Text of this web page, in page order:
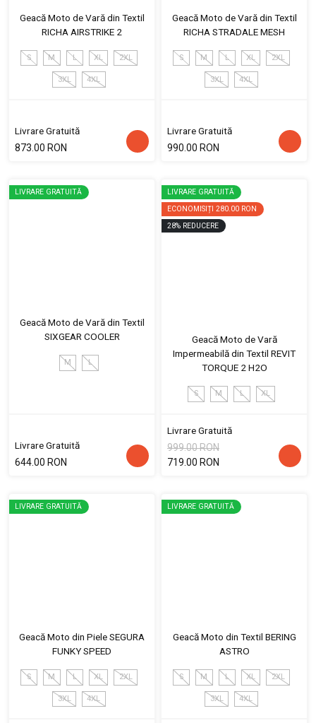
Geacă Moto de Vară din Textil
RICHA AIRSTRIKE 2
S M L XL 2XL
3XL 4XL
Livrare Gratuită
873.00 RON
Geacă Moto de Vară din Textil
RICHA STRADALE MESH
S M L XL 2XL
3XL 4XL
Livrare Gratuită
990.00 RON
LIVRARE GRATUITĂ
Geacă Moto de Vară din Textil
SIXGEAR COOLER
M L
Livrare Gratuită
644.00 RON
LIVRARE GRATUITĂ
ECONOMISIȚI 280.00 RON
28% REDUCERE
Geacă Moto de Vară
Impermeabilă din Textil REVIT
TORQUE 2 H2O
S M L XL
Livrare Gratuită
999.00 RON
719.00 RON
LIVRARE GRATUITĂ
Geacă Moto din Piele SEGURA
FUNKY SPEED
S M L XL 2XL
3XL 4XL
LIVRARE GRATUITĂ
Geacă Moto din Textil BERING
ASTRO
S M L XL 2XL
3XL 4XL